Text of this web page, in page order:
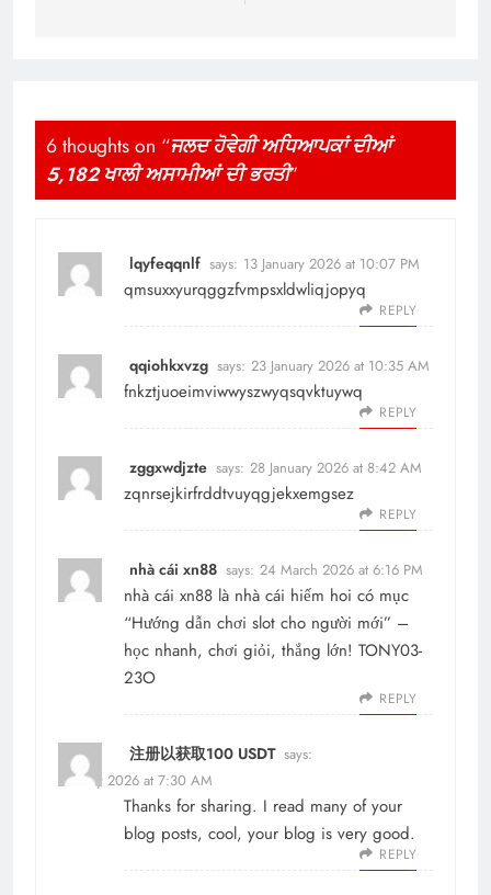
6 thoughts on “ਜਲਦ ਹੋਵੇਗੀ ਅਧਿਆਪਕਾਂ ਦੀਆਂ
5,182 ਖਾਲੀ ਅਸਾਮੀਆਂ ਦੀ ਭਰਤੀ”
lqyfeqqnlf says: 13 January 2026 at 10:07 PM
qmsuxxyurqggzfvmpsxldwliqjopyq
REPLY
qqiohkxvzg says: 23 January 2026 at 10:35 AM
fnkztjuoeimviwwyszwyqsqvktuywq
REPLY
zggxwdjzte says: 28 January 2026 at 8:42 AM
zqnrsejkirfrddtvuyqgjekxemgsez
REPLY
nhà cái xn88 says: 24 March 2026 at 6:16 PM
nhà cái xn88 là nhà cái hiếm hoi có mục
“Hướng dẫn chơi slot cho người mới” –
học nhanh, chơi giỏi, thắng lớn! TONY03-
23O
REPLY
注册以获取100 USDT says:
26 May 2026 at 7:30 AM
Thanks for sharing. I read many of your
blog posts, cool, your blog is very good.
REPLY